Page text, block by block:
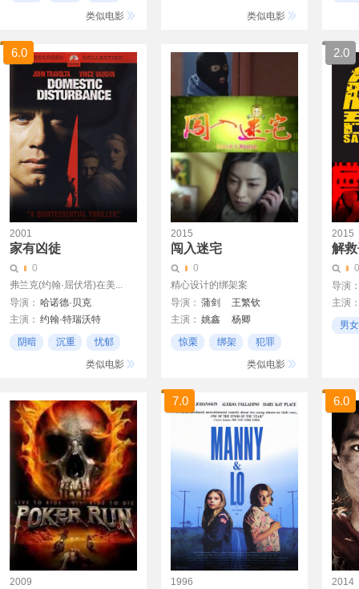
类似电影
类似电影
6.0
2001
家有凶徒
0
弗兰克(约翰·屈伏塔)在美...
导演： 哈诺德·贝克
主演： 约翰·特瑞沃特
泰瑞·波罗
麦特·奥利瑞
史蒂夫·布西密
文斯·沃恩
马特·欧莱瑞
JamesLashly
RebeccaTilney
阴暗 沉重
忧郁
类似电影
2015
闯入迷宅
0
精心设计的绑架案
导演： 蒲剑
王繁钦
主演： 姚鑫
杨卿
谢其均
晁坤
惊栗 绑架
犯罪
类似电影
2.0
2015
解
0
导演
主演
男女
2009
7.0
1996
6.0
2014